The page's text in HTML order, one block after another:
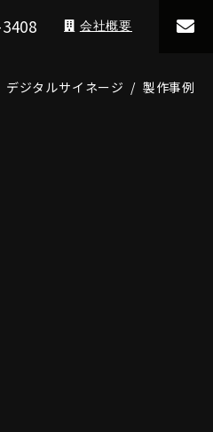
会社概要
デジタルサイネージ 製作事例